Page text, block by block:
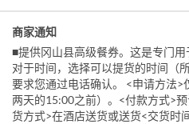
商家通知
■提供冈山县高级餐券。这是专门用
对于时间，选择可以提货的时间（
要求您通过电话确认。 <申请方法
两天的15:00之前）。<付款方式>
货方式>在酒店送货或送货<交货时